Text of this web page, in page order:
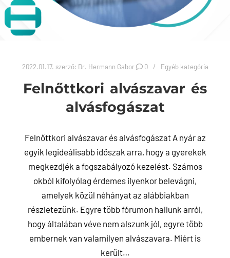
2022.01.17. szerző: Dr. Hermann Gabor 0 Egyéb kategória
Felnőttkori alvászavar és
alvásfogászat
Felnőttkori alvászavar és alvásfogászat A nyár az
egyik legideálisabb időszak arra, hogy a gyerekek
megkezdjék a fogszabályozó kezelést. Számos
okból kifolyólag érdemes ilyenkor belevágni,
amelyek közül néhányat az alábbiakban
részletezünk. Egyre több fórumon hallunk arról,
hogy általában véve nem alszunk jól, egyre több
embernek van valamilyen alvászavara. Miért is
került…